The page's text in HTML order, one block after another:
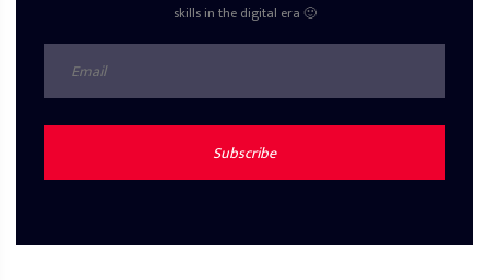
skills in the digital era 🙂
Subscribe